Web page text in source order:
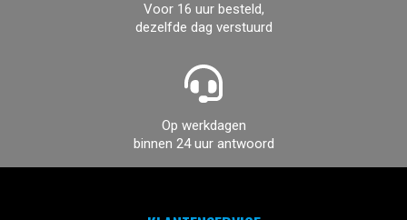
Voor 16 uur besteld,
dezelfde dag verstuurd
Op werkdagen
binnen 24 uur antwoord